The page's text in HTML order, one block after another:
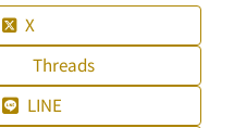
X
Threads
LINE